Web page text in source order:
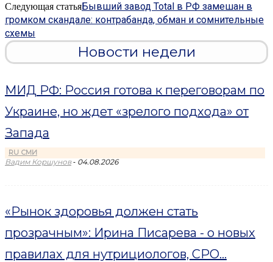
Следующая статьяБывший завод Total в РФ замешан в
громком скандале: контрабанда, обман и сомнительные
схемы
Новости недели
МИД РФ: Россия готова к переговорам по
Украине, но ждет «зрелого подхода» от
Запада
RU СМИ
Вадим Коршунов - 04.08.2026
«Рынок здоровья должен стать
прозрачным»: Ирина Писарева - о новых
правилах для нутрициологов, СРО...